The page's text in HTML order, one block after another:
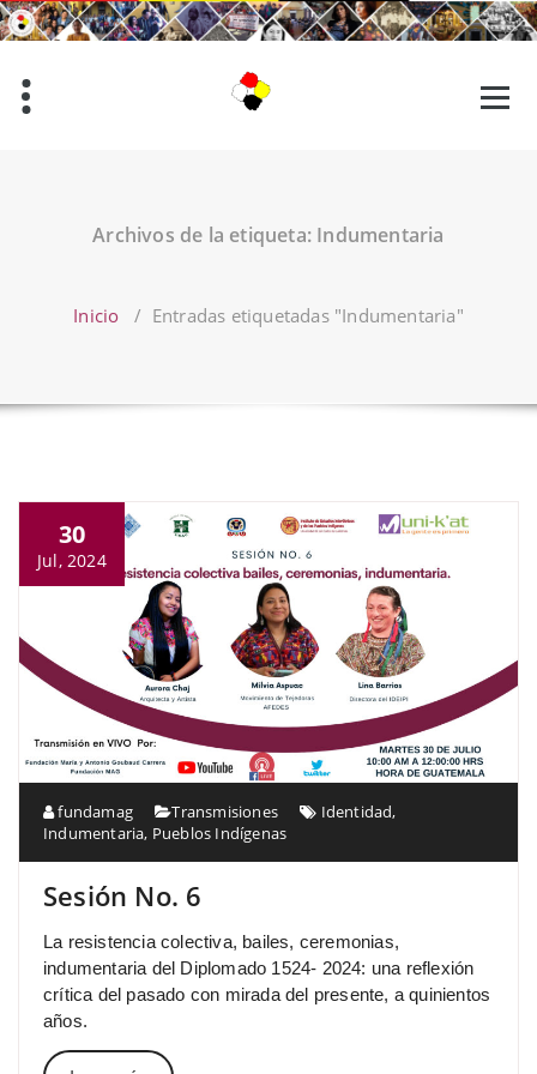
Saltar
al
Archivos de la etiqueta: Indumentaria
Inicio / Entradas etiquetadas "Indumentaria"
30
Jul, 2024
fundamag Transmisiones Identidad,
Indumentaria, Pueblos Indígenas
Sesión No. 6
La resistencia colectiva, bailes, ceremonias,
indumentaria del Diplomado 1524- 2024: una reflexión
crítica del pasado con mirada del presente, a quinientos
años.